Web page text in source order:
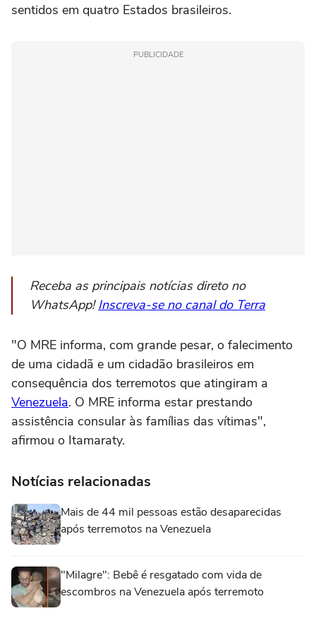
sentidos em quatro Estados brasileiros.
PUBLICIDADE
Receba as principais notícias direto no
WhatsApp!Inscreva-se no canal do Terra
"O MRE informa, com grande pesar, o falecimento
de uma cidadã e um cidadão brasileiros em
consequência dos terremotos que atingiram a
Venezuela. O MRE informa estar prestando
assistência consular às famílias das vítimas",
afirmou o Itamaraty.
Notícias relacionadas
Mais de 44 mil pessoas estão desaparecidas
após terremotos na Venezuela
"Milagre": Bebê é resgatado com vida de
escombros na Venezuela após terremoto